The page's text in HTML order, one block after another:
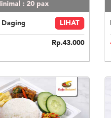
: 20 pax
Daging LIHAT
Rp.43.000